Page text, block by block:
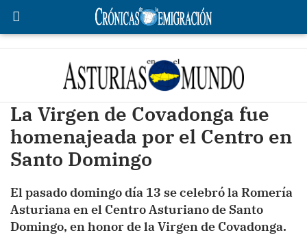
La Virgen de Covadonga fue
homenajeada por el Centro en
Santo Domingo
El pasado domingo día 13 se celebró la Romería
Asturiana en el Centro Asturiano de Santo
Domingo, en honor de la Virgen de Covadonga.